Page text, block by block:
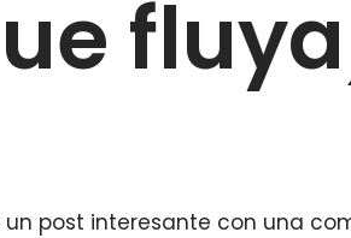
post interesante con una